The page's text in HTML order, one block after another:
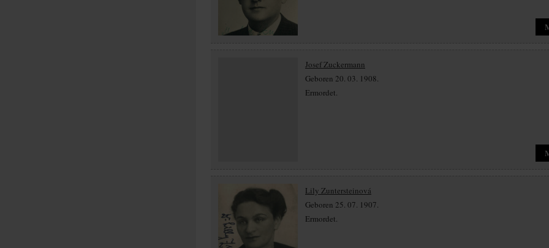
Josef Zuckermann
Geboren 20. 03. 1908.
Ermordet.
Lily Zuntersteinová
Geboren 25. 07. 1907.
Ermordet.